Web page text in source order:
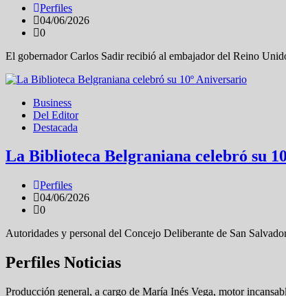
Perfiles
04/06/2026
0
El gobernador Carlos Sadir recibió al embajador del Reino
Business
Del Editor
Destacada
La Biblioteca Belgraniana celebró su
Perfiles
04/06/2026
0
Autoridades y personal del Concejo Deliberante de San
Perfiles Noticias
Producción general, a cargo de María Inés Vega, motor